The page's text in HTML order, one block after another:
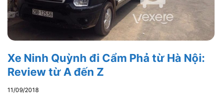
Xe Ninh Quỳnh đi Cẩm Phả từ Hà Nội:
Review từ A đến Z
11/09/2018